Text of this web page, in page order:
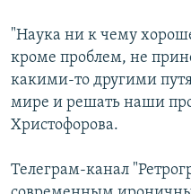
"Наука ни к чему
кроме проблем, не
какими-то другими
мире и решать наши
Христофорова.
Телеграм-канал